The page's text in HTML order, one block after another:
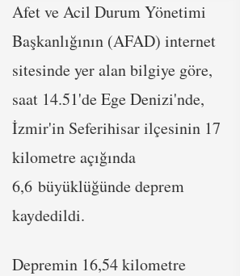
Afet ve Acil Durum Yönetimi
Başkanlığının (AFAD) internet
sitesinde yer alan bilgiye göre,
saat 14.51'de Ege Denizi'nde,
İzmir'in Seferihisar ilçesinin 17
kilometre açığında
6,6 büyüklüğünde deprem
kaydedildi.
Depremin 16,54 kilometre